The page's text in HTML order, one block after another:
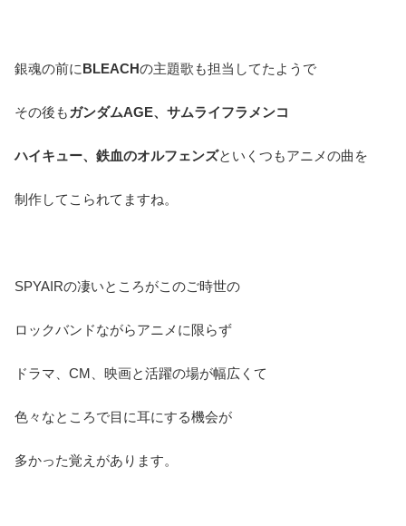
銀魂の前にBLEACHの主題歌も担当してたようで
その後も ガンダムAGE、サムライフラメンコ
ハイキュー、鉄血のオルフェンズといくつもアニメの曲を
制作してこられてますね。
SPYAIRの凄いところがこのご時世の
ロックバンドながらアニメに限らず
ドラマ、CM、映画と活躍の場が幅広くて
色々なところで目に耳にする機会が
多かった覚えがあります。